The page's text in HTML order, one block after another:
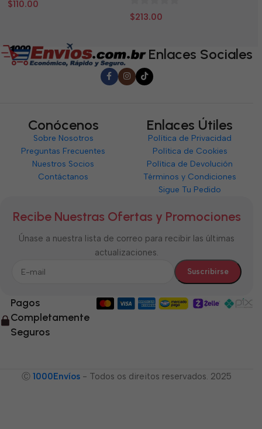
$110.00
0
$213.00
Enlaces Sociales
Conócenos
Sobre Nosotros
Preguntas Frecuentes
Nuestros Socios
Contáctanos
Enlaces Útiles
Política de Privacidad
Política de Cookies
Política de Devolución
Términos y Condiciones
Sigue Tu Pedido
Recibe Nuestras Ofertas y Promociones
Únase a nuestra lista de correo para recibir las últimas
actualizaciones.
Pagos
Completamente
Seguros
Ⓒ 1000Envíos - Todos os direitos reservados. 2025